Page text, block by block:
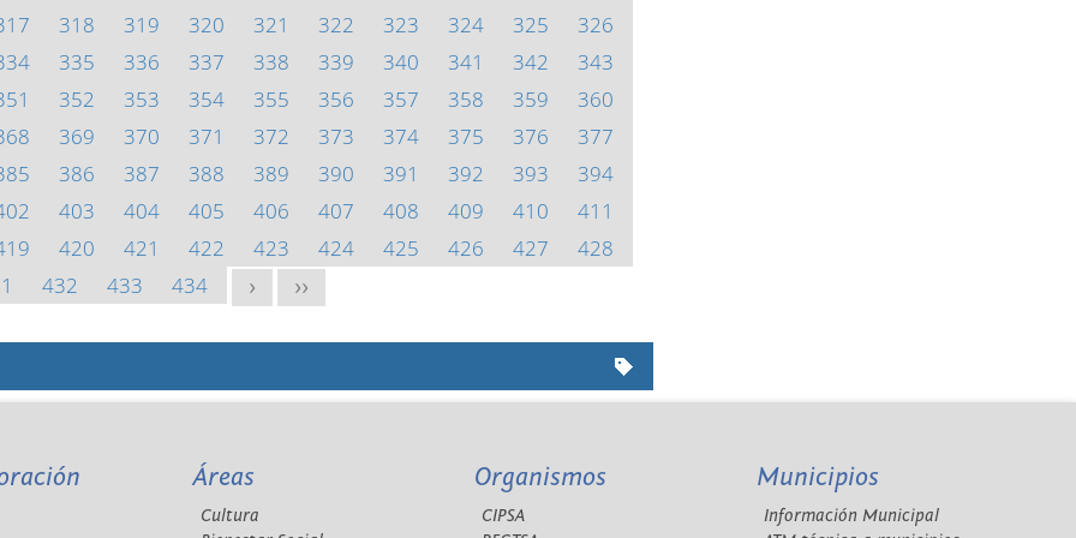
318 319 320 321 322 323 324 325
326
335 336 337 338 339 340 341 342
343
352 353 354 355 356 357 358 359
360
369 370 371 372 373 374 375 376
377
386 387 388 389 390 391 392 393
394
403 404 405 406 407 408 409 410
411
420 421 422 423 424 425 426 427
428
432 433 434 > >>
Áreas
Cultura
Organismos
CIPSA
Municipios
Información Municipal